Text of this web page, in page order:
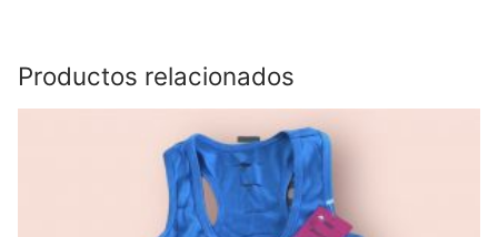
Productos relacionados